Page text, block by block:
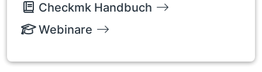
Checkmk Handbuch
Webinare